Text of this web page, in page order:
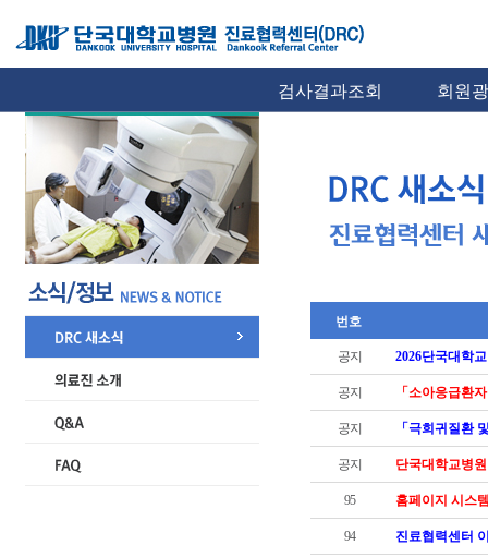
검사결과조회 회원
번호
공지 2026단국대학
공지 「소아응급환
공지 「극희귀질환
공지 단국대학교병
95 홈페이지 시스
94 진료협력센터